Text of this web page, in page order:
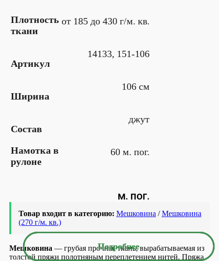
Плотность
ткани
от 185 до 430 г/м. кв.
Артикул
14133, 151-106
Ширина
106 см
Состав
джут
Намотка в
рулоне
60 м. пог.
м. пог.
Товар входит в категорию: Мешковина /Мешковина
(270 г/м. кв.)
Мешковина — грубая прочная ткань, вырабатываемая из
толстой пряжи полотняным переплетением нитей. Пряжа
Подробнее
Подробнее
Подробнее